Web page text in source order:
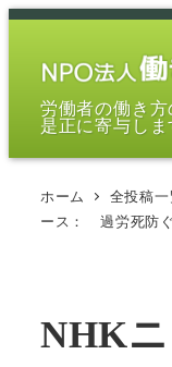
メ
労働者の働き
是正に寄与しま
ホーム 全投稿一
ース： 過労死防
NHK